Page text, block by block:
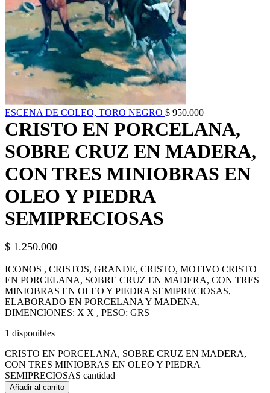
ESCENA DE COLEO, TORO NEGRO $ 950.000
CRISTO EN PORCELANA,
SOBRE CRUZ EN MADERA,
CON TRES MINIOBRAS EN
OLEO Y PIEDRA
SEMIPRECIOSAS
$ 1.250.000
ICONOS , CRISTOS, GRANDE, CRISTO, MOTIVO CRISTO
EN PORCELANA, SOBRE CRUZ EN MADERA, CON TRES
MINIOBRAS EN OLEO Y PIEDRA SEMIPRECIOSAS,
ELABORADO EN PORCELANA Y MADENA,
DIMENCIONES: X X , PESO: GRS
1 disponibles
CRISTO EN PORCELANA, SOBRE CRUZ EN MADERA,
CON TRES MINIOBRAS EN OLEO Y PIEDRA
SEMIPRECIOSAS cantidad
Añadir al carrito